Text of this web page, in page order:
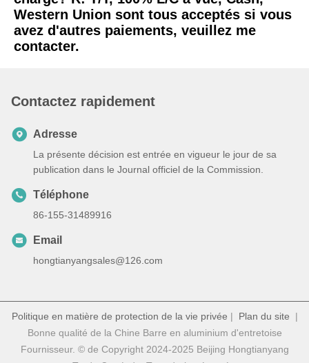
Western Union sont tous acceptés si vous
avez d'autres paiements, veuillez me
contacter.
Contactez rapidement
Adresse
La présente décision est entrée en vigueur le jour de sa
publication dans le Journal officiel de la Commission.
Téléphone
86-155-31489916
Email
hongtianyangsales@126.com
Politique en matière de protection de la vie privée | Plan du site |
Bonne qualité de la Chine Barre en aluminium d'entretoise
Fournisseur. © de Copyright 2024-2025 Beijing Hongtianyang